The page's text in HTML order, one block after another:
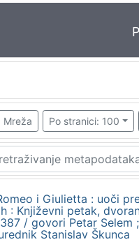
Mreža Po stranici: 100
i Giulietta : uoči
: Književni petak,
387 / govori Petar
Stanislav Škunca